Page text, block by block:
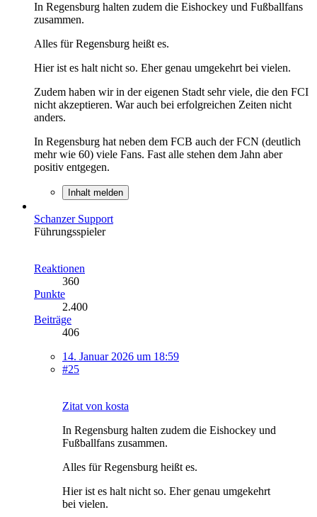
In Regensburg halten zudem die Eishockey und Fußballfans
zusammen.
Alles für Regensburg heißt es.
Hier ist es halt nicht so. Eher genau umgekehrt bei vielen.
Zudem haben wir in der eigenen Stadt sehr viele, die den FCI
nicht akzeptieren. War auch bei erfolgreichen Zeiten nicht
anders.
In Regensburg hat neben dem FCB auch der FCN (deutlich
mehr wie 60) viele Fans. Fast alle stehen dem Jahn aber
positiv entgegen.
Inhalt melden
Schanzer Support
Führungsspieler
Reaktionen
360
Punkte
2.400
Beiträge
406
14. Januar 2026 um 18:59
#25
Zitat von kosta
In Regensburg halten zudem die Eishockey und
Fußballfans zusammen.
Alles für Regensburg heißt es.
Hier ist es halt nicht so. Eher genau umgekehrt
bei vielen.